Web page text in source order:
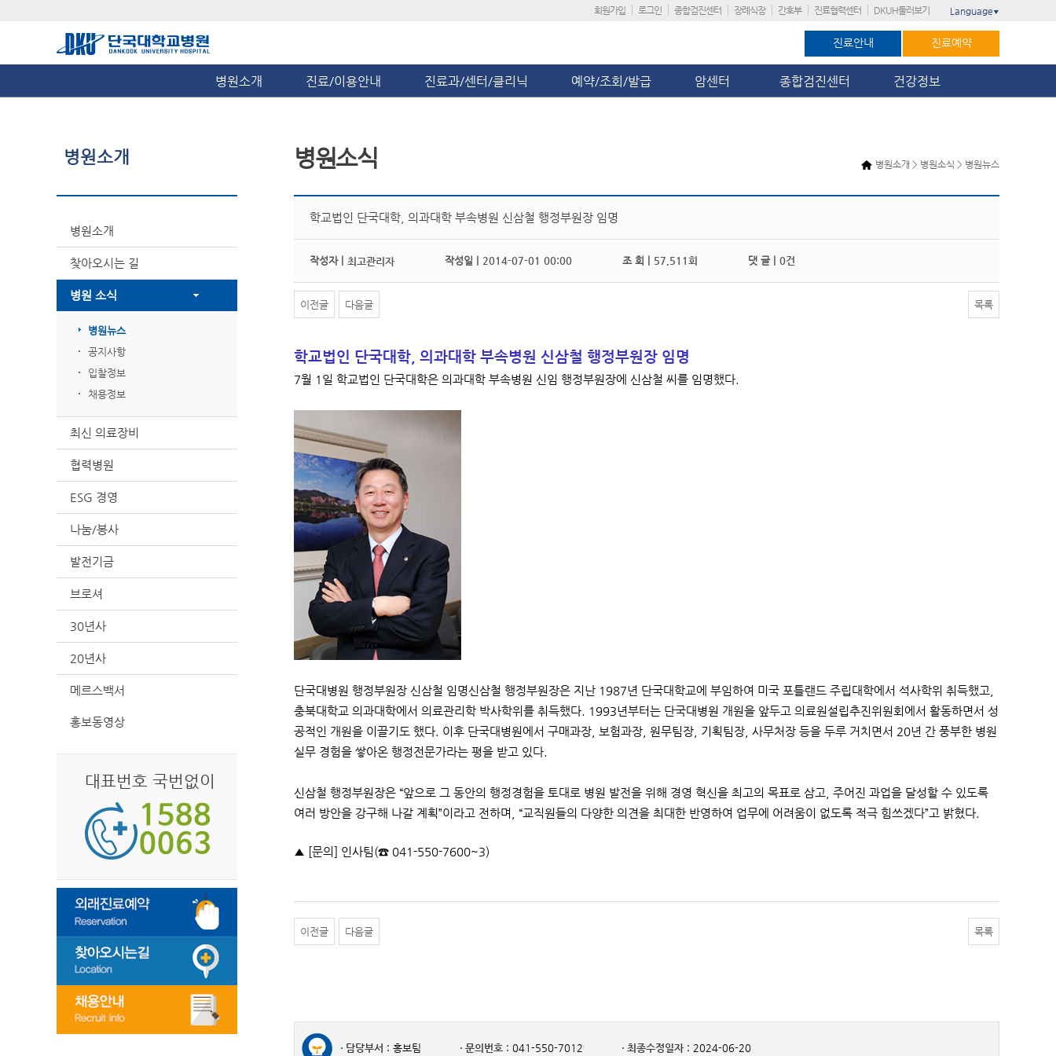
회원가입 로그인 종합검진센터 장례식장 간호부 진료협력센터 DKUH둘러보기 Language ▼
진료안내 진료예약
병원소개 진료/이용안내 진료과/센터/클리닉 예약/조회/발급 암센터 종합검진센터 건강정보
병원소개
병원소개
찾아오시는 길
병원 소식
병원뉴스
공지사항
입찰정보
채용정보
최신 의료장비
협력병원
ESG 경영
나눔/봉사
발전기금
브로셔
30년사
20년사
메르스백서
홍보동영상
대표번호 국번없이
병원소개 > 병원소식 > 병원뉴스
병원소식
학교법인 단국대학, 의과대학 부속병원 신삼철 행정부원장 임명
작성자 | 최고관리자 작성일 | 2014-07-01 00:00 조 회 | 57,511회 댓 글 | 0건
이전글 다음글 목록
학교법인 단국대학, 의과대학 부속병원 신삼철 행정부원장 임명
7월 1일 학교법인 단국대학은 의과대학 부속병원 신임 행정부원장에 신삼철 씨를 임명했다.
단국대병원 행정부원장 신삼철 임명신삼철 행정부원장은 지난 1987년 단국대학교에 부임하여 미국 포틀랜드 주립대학에서 석사학위 취득했고,
충북대학교 의과대학에서 의료관리학 박사학위를 취득했다. 1993년부터는 단국대병원 개원을 앞두고 의료원설립추진위원회에서 활동하면서 성
공적인 개원을 이끌기도 했다. 이후 단국대병원에서 구매과장, 보험과장, 원무팀장, 기획팀장, 사무처장 등을 두루 거치면서 20년 간 풍부한 병원
실무 경험을 쌓아온 행정전문가라는 평을 받고 있다.
신삼철 행정부원장은 “앞으로 그 동안의 행정경험을 토대로 병원 발전을 위해 경영 혁신을 최고의 목표로 삼고, 주어진 과업을 달성할 수 있도록
여러 방안을 강구해 나갈 계획”이라고 전하며, “교직원들의 다양한 의견을 최대한 반영하여 업무에 어려움이 없도록 적극 힘쓰겠다”고 밝혔다.
▲ [문의] 인사팀(☎ 041-550-7600~3)
이전글 다음글 목록
담당부서 : 홍보팀 문의번호 : 041-550-7012 최종수정일자 : 2024-06-20